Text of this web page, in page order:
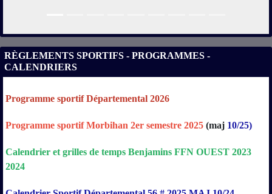
RÈGLEMENTS SPORTIFS - PROGRAMMES -
CALENDRIERS
Programme sportif Départemental 2026
Programme sportif Morbihan 2er semestre 2025 (maj 10/25)
Calendrier et grilles de temps Benjamins FFN OUEST 2023
2024